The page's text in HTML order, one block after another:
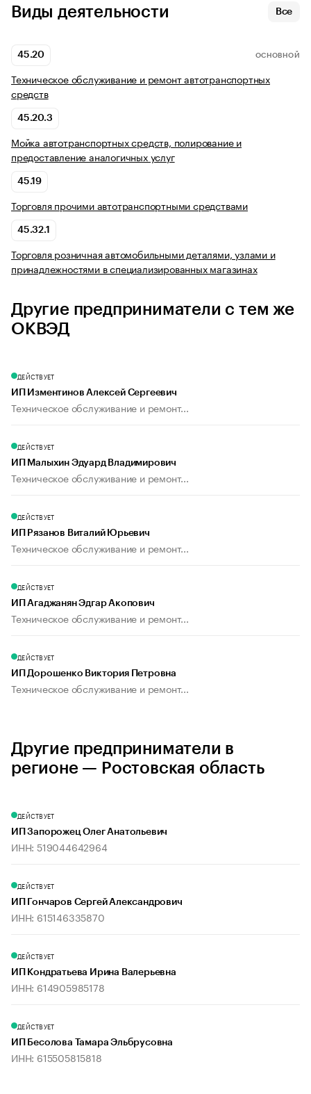
Виды деятельности Все
45.20 ОСНОВНОЙ
Техническое обслуживание и ремонт автотранспортных
средств
45.20.3
Мойка автотранспортных средств, полирование и
предоставление аналогичных услуг
45.19
Торговля прочими автотранспортными средствами
45.32.1
Торговля розничная автомобильными деталями, узлами и
принадлежностями в специализированных магазинах
Другие предприниматели с тем же
ОКВЭД
ДЕЙСТВУЕТ
ИП Изментинов Алексей Сергеевич
Техническое обслуживание и ремонт...
ДЕЙСТВУЕТ
ИП Малыхин Эдуард Владимирович
Техническое обслуживание и ремонт...
ДЕЙСТВУЕТ
ИП Рязанов Виталий Юрьевич
Техническое обслуживание и ремонт...
ДЕЙСТВУЕТ
ИП Агаджанян Эдгар Акопович
Техническое обслуживание и ремонт...
ДЕЙСТВУЕТ
ИП Дорошенко Виктория Петровна
Техническое обслуживание и ремонт...
Другие предприниматели в
регионе — Ростовская область
ДЕЙСТВУЕТ
ИП Запорожец Олег Анатольевич
ИНН: 519044642964
ДЕЙСТВУЕТ
ИП Гончаров Сергей Александрович
ИНН: 615146335870
ДЕЙСТВУЕТ
ИП Кондратьева Ирина Валерьевна
ИНН: 614905985178
ДЕЙСТВУЕТ
ИП Бесолова Тамара Эльбрусовна
ИНН: 615505815818